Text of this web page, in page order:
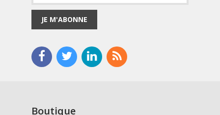
JE M'ABONNE
Boutique